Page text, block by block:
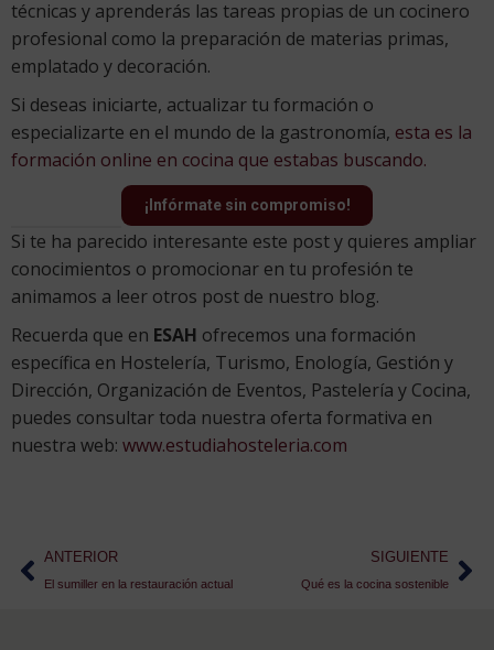
técnicas y aprenderás las tareas propias de un cocinero
profesional como la preparación de materias primas,
emplatado y decoración.
Si deseas iniciarte, actualizar tu formación o
especializarte en el mundo de la gastronomía, esta es la
formación online en cocina que estabas buscando.
¡Infórmate sin compromiso!
Si te ha parecido interesante este post y quieres ampliar
conocimientos o promocionar en tu profesión te
animamos a leer otros post de nuestro blog.
Recuerda que en ESAH ofrecemos una formación
específica en Hostelería, Turismo, Enología, Gestión y
Dirección, Organización de Eventos, Pastelería y Cocina,
puedes consultar toda nuestra oferta formativa en
nuestra web: www.estudiahosteleria.com
ANTERIOR
El sumiller en la restauración actual
SIGUIENTE
Qué es la cocina sostenible